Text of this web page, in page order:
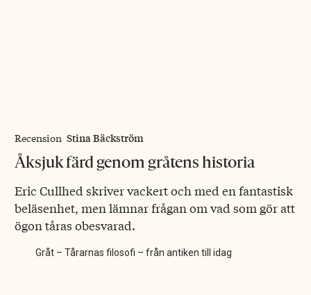
Recension Stina Bäckström
Åksjuk färd genom gråtens historia
Eric Cullhed skriver vackert och med en fantastisk
beläsenhet, men lämnar frågan om vad som gör att
ögon tåras obesvarad.
Gråt – Tårarnas filosofi – från antiken till idag